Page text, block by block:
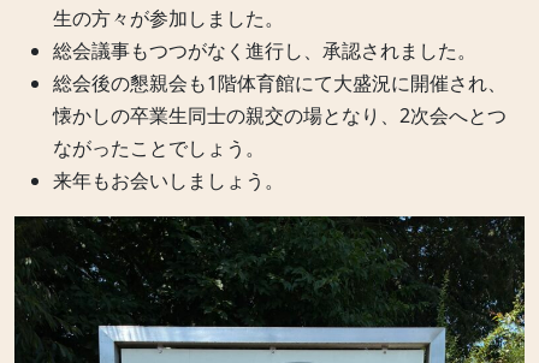
生の方々が参加しました。
総会議事もつつがなく進行し、承認されました。
総会後の懇親会も1階体育館にて大盛況に開催され、
懐かしの卒業生同士の親交の場となり、2次会へとつ
ながったことでしょう。
来年もお会いしましょう。